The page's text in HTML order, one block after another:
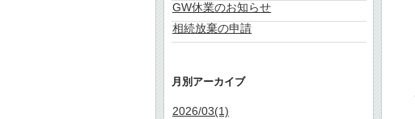
GW休業のお知らせ
相続放棄の申請
月別アーカイブ
2026/03(1)